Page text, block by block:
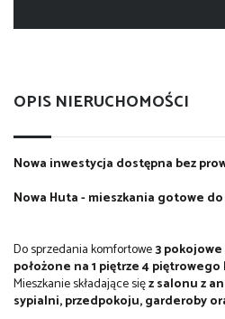
OPIS NIERUCHOMOŚCI
Nowa inwestycja dostępna bez
Nowa Huta - mieszkania gotowe
Do sprzedania komfortowe3
położone na 1 piętrze 4
Mieszkanie składające sięz salonu z
sypialni, przedpokoju, garderoby